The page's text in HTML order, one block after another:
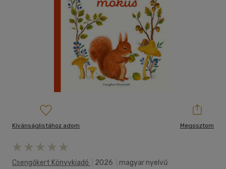
Kívánságlistához adom Megosztom
Csengőkert Könyvkiadó 2026
magyar nyelvű